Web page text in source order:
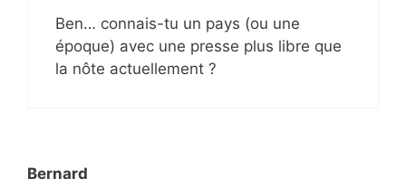
Ben… connais-tu un pays (ou une
époque) avec une presse plus libre que
la nôte actuellement ?
Bernard